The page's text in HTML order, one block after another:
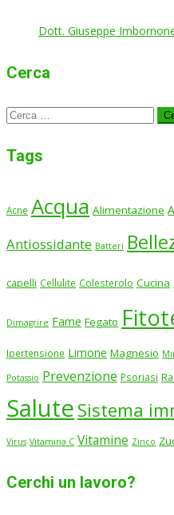
Dott. Giuseppe
Cerca
Ricerca
Tags
Acne Acqua Alimentazione
Antiossidante Batteri
capelli Cellulite Colesterolo Cucina
Dimagrire Fame Fegato
Ipertensione Limone Magnesio
Potassio Prevenzione Psoriasi
Salute Sistema
Virus Vitamina C Vitamine Zinco
Cerchi un lavoro?